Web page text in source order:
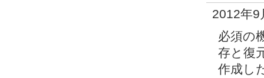
2012年9
必須の
存と復
作成し